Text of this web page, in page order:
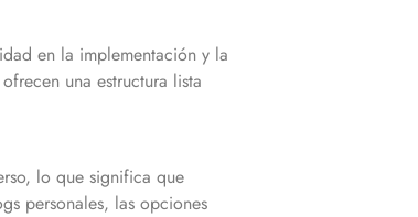
en la implementación y la
una estructura lista
lo que significa que
personales, las opciones